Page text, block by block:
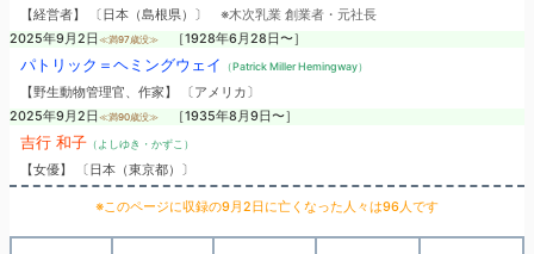
【経営者】 〔日本（島根県）〕 ※木次乳業 創業者・元社長
2025年9月2日 ≪満97歳没≫ ［1928年6月28日〜］
パトリック＝ヘミングウェイ （Patrick Miller Hemingway）
【野生動物管理官、作家】 〔アメリカ〕
2025年9月2日 ≪満90歳没≫ ［1935年8月9日〜］
吉行 和子（よしゆき・かずこ）
【女優】 〔日本（東京都）〕
※このページに収録の9月2日に亡くなった人々は96人です